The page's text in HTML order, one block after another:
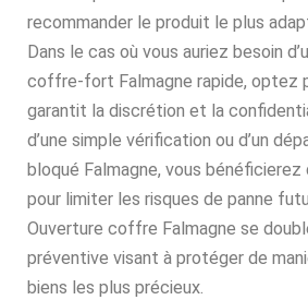
recommander le produit le plus
Dans le cas où vous auriez besoin
coffre-fort Falmagne rapide, optez
garantit la discrétion et la
d’une simple vérification ou d’un
bloqué Falmagne, vous bénéficierez
pour limiter les risques de panne
Ouverture coffre Falmagne se
préventive visant à protéger de
biens les plus précieux.